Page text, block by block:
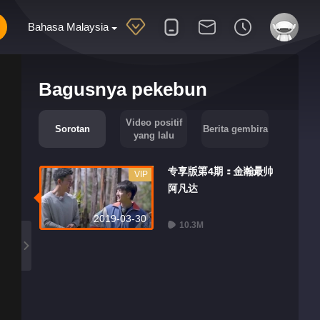
Bahasa Malaysia
Bagusnya pekebun
Sorotan
Video positif
yang lalu
Berita gembira
2019-03-30
VIP
专享版第4期：金瀚最帅
阿凡达
10.3M